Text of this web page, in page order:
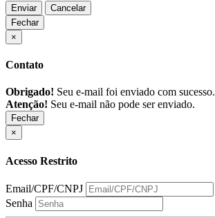
Enviar
Cancelar
Fechar
×
Contato
Obrigado! Seu e-mail foi enviado com sucesso.
Atenção! Seu e-mail não pode ser enviado.
Fechar
×
Acesso Restrito
Email/CPF/CNPJ
Senha